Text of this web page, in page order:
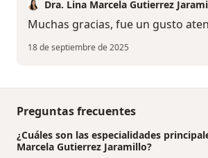
Dra. Lina Marcela Gutierrez
Muchas gracias, fue un gusto
18 de septiembre de 2025
Preguntas frecuentes
¿Cuáles son las especialidades
Marcela Gutierrez Jaramillo?